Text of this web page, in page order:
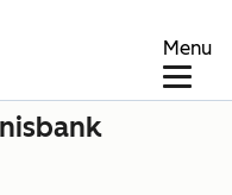
Menu